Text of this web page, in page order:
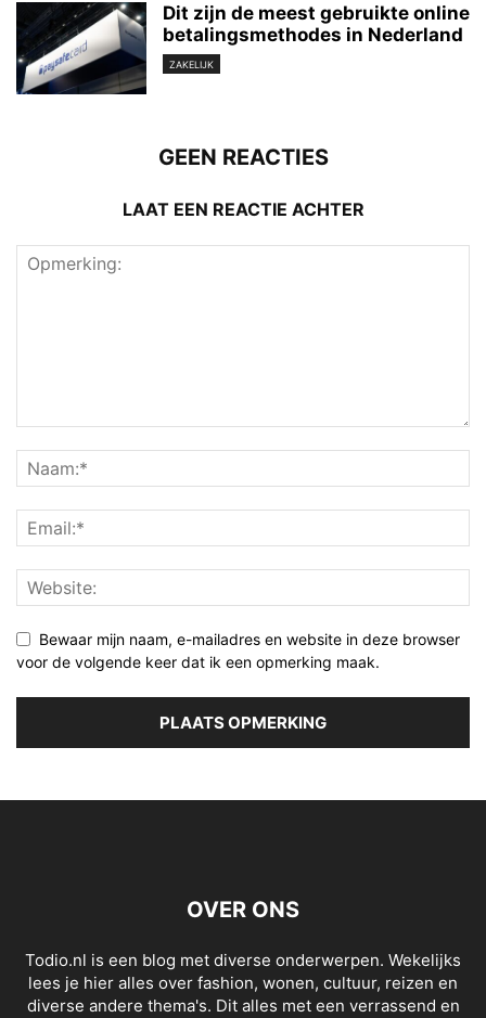
Dit zijn de meest gebruikte online
betalingsmethodes in Nederland
ZAKELIJK
GEEN REACTIES
LAAT EEN REACTIE ACHTER
Bewaar mijn naam, e-mailadres en website in deze browser
voor de volgende keer dat ik een opmerking maak.
OVER ONS
Todio.nl is een blog met diverse onderwerpen. Wekelijks
lees je hier alles over fashion, wonen, cultuur, reizen en
diverse andere thema's. Dit alles met een verrassend en